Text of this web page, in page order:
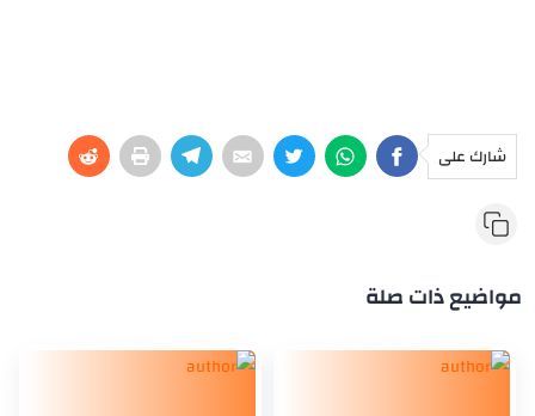
شارك على
مواضيع ذات صلة